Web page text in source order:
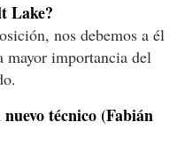
Lake?
nos debemos a él
mayor importancia del
técnico (Fabián